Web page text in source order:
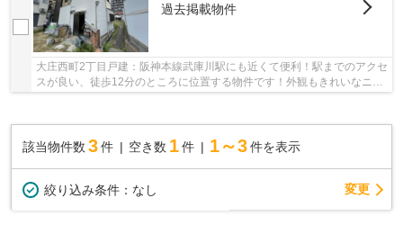
過去掲載物件
大庄西町2丁目戸建：阪神本線武庫川駅にも近くて便利！駅までのアクセ
スが良い、徒歩12分のところに位置する物件です！外観もきれいなニー
該当物件数 3件 空き数 1 件 1～3 件を表示
絞り込み条件： なし 変更